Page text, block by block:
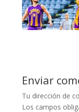
Enviar
Tu dirección de
Los campos